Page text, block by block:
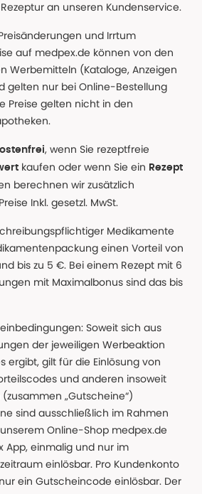
an unseren Kundenservice.
und Irrtum
auf medpex.de können von den
Werbemitteln (Kataloge, Anzeigen
gelten nur bei Online-Bestellung
Preise gelten nicht in den
, wenn Sie rezeptfreie
kaufen oder wenn Sie ein Rezept
berechnen wir zusätzlich
Inkl. gesetzl. MwSt.
Medikamente
einen Vorteil von
bis zu 5 €. Bei einem Rezept mit 6
mit Maximalbonus sind das bis
Soweit sich aus
der jeweiligen Werbeaktion
ergibt, gilt für die Einlösung von
und anderen insoweit
„Gutscheine“)
sind ausschließlich im Rahmen
Online-Shop medpex.de
App, einmalig und nur im
einlösbar. Pro Kundenkonto
ein Gutscheincode einlösbar. Der